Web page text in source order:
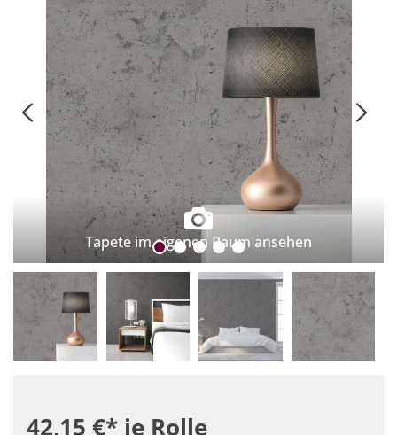
Tapete im eigenen Raum ansehen
42,15 €* je Rolle